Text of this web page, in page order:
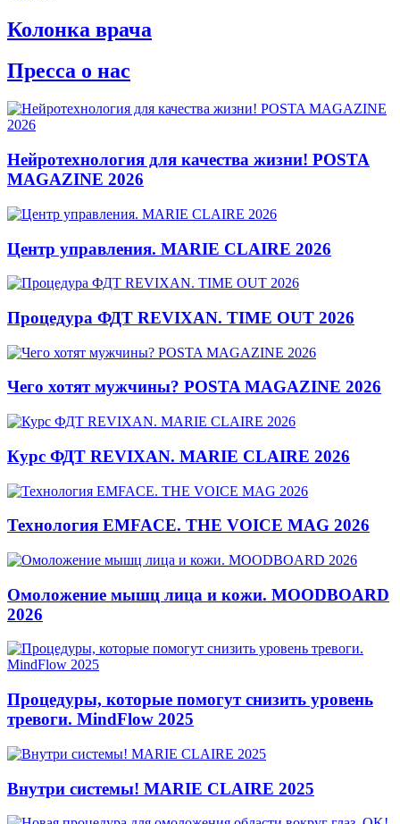
Колонка врача
Пресса о нас
Нейротехнология для качества жизни! POSTA
MAGAZINE 2026
Центр управления. MARIE CLAIRE 2026
Процедура ФДТ REVIXAN. TIME OUT 2026
Чего хотят мужчины? POSTA MAGAZINE 2026
Курс ФДТ REVIXAN. MARIE CLAIRE 2026
Технология EMFACE. THE VOICE MAG 2026
Омоложение мышц лица и кожи. MOODBOARD
2026
Процедуры, которые помогут снизить уровень
тревоги. MindFlow 2025
Внутри системы! MARIE CLAIRE 2025